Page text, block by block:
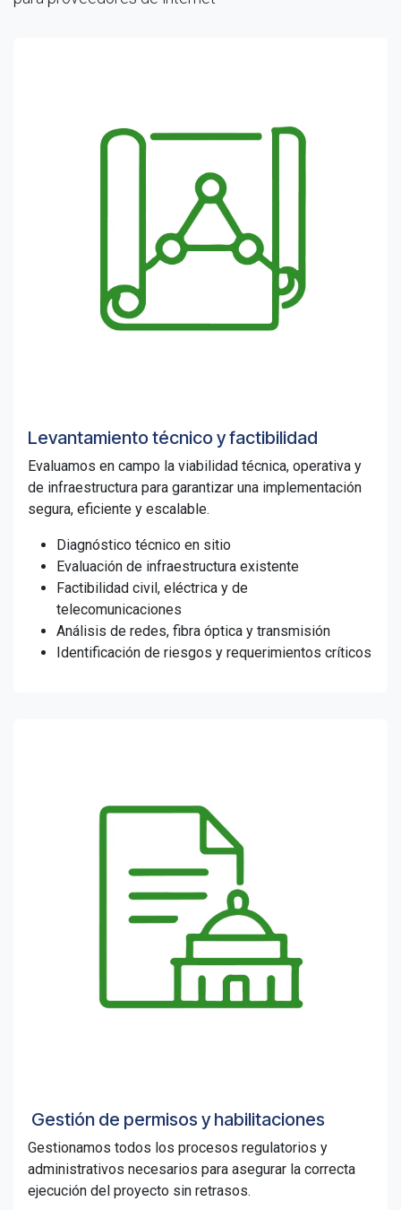
Levantamiento técnico y factibilidad
Evaluamos en campo la viabilidad técnica, operativa y
de infraestructura para garantizar una implementación
segura, eficiente y escalable.
Diagnóstico técnico en sitio
Evaluación de infraestructura existente
Factibilidad civil, eléctrica y de
telecomunicaciones
Análisis de redes, fibra óptica y transmisión
Identificación de riesgos y requerimientos críticos
Gestión de permisos y habilitaciones
Gestionamos todos los procesos regulatorios y
administrativos necesarios para asegurar la correcta
ejecución del proyecto sin retrasos.